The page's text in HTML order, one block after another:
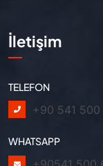
İletişim
TELEFON
+90 541
WHATSAPP